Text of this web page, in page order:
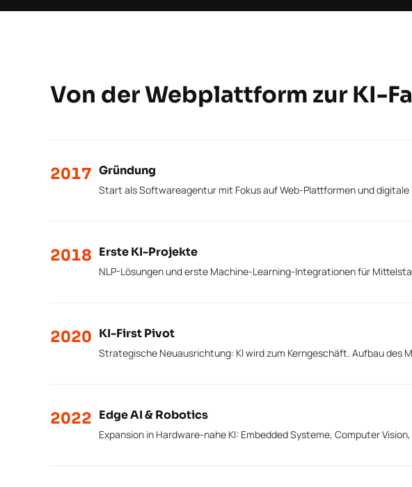
Von der Webplattform zur KI-
2017 Gründung
Start als Softwareagentur mit Fokus auf Web-Plattformen und digitale
2018 Erste KI-Projekte
NLP-Lösungen und erste Machine-Learning-Integrationen für
2020 KI-First Pivot
Strategische Neuausrichtung: KI wird zum Kerngeschäft. Aufbau des
2022 Edge AI & Robotics
Expansion in Hardware-nahe KI: Embedded Systeme, Computer